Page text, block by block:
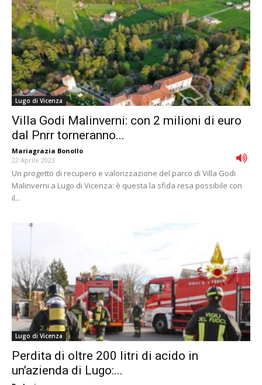
Lugo di Vicenza
Villa Godi Malinverni: con 2 milioni di euro
dal Pnrr torneranno...
Mariagrazia Bonollo -
22 Aprile 2023
Un progetto di recupero e valorizzazione del parco di Villa Godi
Malinverni a Lugo di Vicenza: è questa la sfida resa possibile con
il...
Lugo di Vicenza
Perdita di oltre 200 litri di acido in
un’azienda di Lugo:...